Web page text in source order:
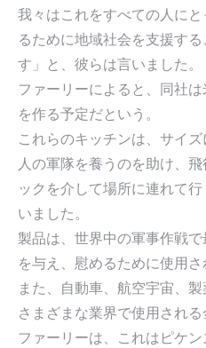
我々はこれをすべての人に
るために地域社会を支援す
す」と、彼らは言いました。
ファーリーによると、同社
を作る予定だという。
これらのキッチンは、サイ
人の軍隊を養うのを助け、
ックを介して場所に連れて
いました。
製品は、世界中の軍事作戦
を与え、慰めるために使用さ
また、自動車、航空宇宙、製
さまざまな業界で使用される
ファーリーは、これはピケ